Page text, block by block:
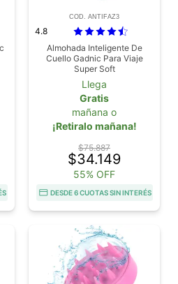
COD. ANTIFAZ3
4.8
Almohada Inteligente De
Cuello Gadnic Para Viaje
Super Soft
Llega
Gratis
mañana o
¡Retiralo mañana!
$75.887
$34.149
55% OFF
DESDE 6 CUOTAS SIN INTERÉS